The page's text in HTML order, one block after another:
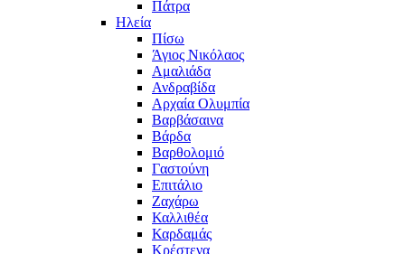
Πάτρα
Ηλεία
Πίσω
Άγιος Νικόλαος
Αμαλιάδα
Ανδραβίδα
Αρχαία Ολυμπία
Βαρβάσαινα
Βάρδα
Βαρθολομιό
Γαστούνη
Επιτάλιο
Ζαχάρω
Καλλιθέα
Καρδαμάς
Κρέστενα